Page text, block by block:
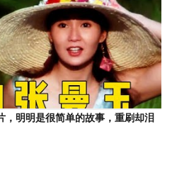
，明明是很简单的故事，重刷却泪